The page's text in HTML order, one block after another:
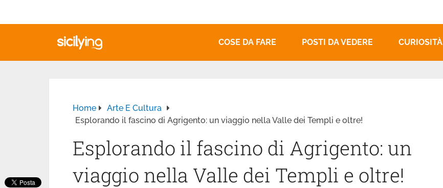
COSE DA FARE POSTI DA VEDERE CURIOSITÀ
Home
Arte E Cultura
Esplorando il fascino di Agrigento: un viaggio nella Valle dei Templi e oltre!
Esplorando il fascino di Agrigento: un
viaggio nella Valle dei Templi e oltre!